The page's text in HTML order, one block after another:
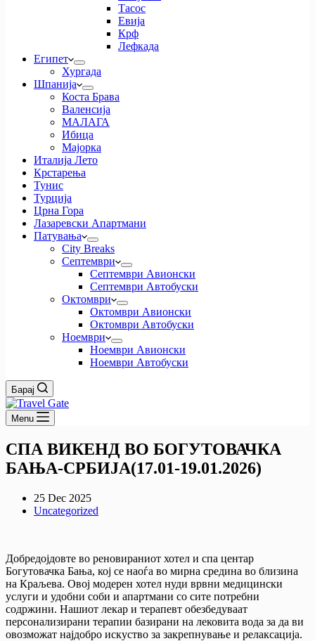
Тасос
Евија
Крф
Лефкада
Египет
Хургада
Шпанија
Коста Брава
Валенсија
МАЛАГА
Ибица
Мајорка
Италија Лето
Крстарења
Тунис
Турција
Црна Гора
Лазаревски Апартмани
Патувања
City Breaks
Септември
Септември Авионски
Септември Автобуски
Октомври
Октомври Авионски
Октомври Автобуски
Ноември
Ноември Авионски
Ноември Автобуски
Барај
Menu
СПА ВИКЕНД ВО БОГУТОВАЧКА
БАЊА-СРБИЈА(17.01-19.01.2026)
25 Dec 2025
Uncategorized
Добредојдовте во реновираниот хотел и спа центар
Богутовачка Бања, кој се наоѓа во мирна средина во близина
на Краљева. Овој модерен хотел нуди врвни медицински
услуги и удобни соби и апартмани со сите потребни
содржини. Нашиот лекар и терапевт обезбедуваат
персонализирани терапии базирани на лековита вода за да ви
овозможат најдобро искуство за закрепнување и релаксација.